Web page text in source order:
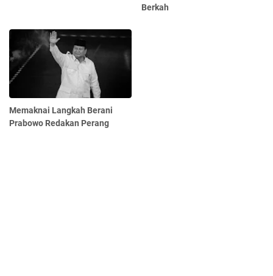
Berkah
Memaknai Langkah Berani
Prabowo Redakan Perang